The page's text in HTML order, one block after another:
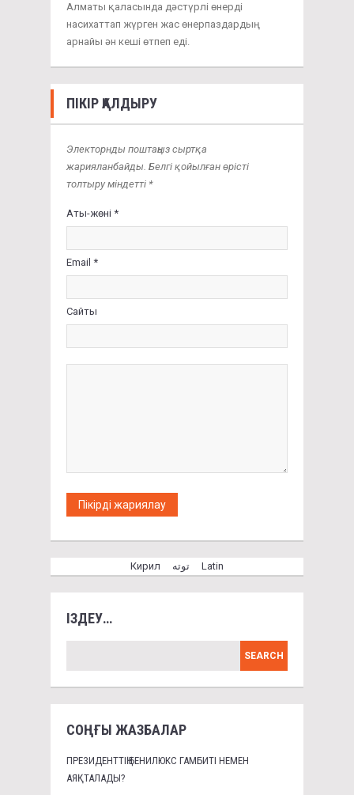
Алматы қаласында дәстүрлі өнерді
насихаттап жүрген жас өнерпаздардың
арнайы ән кеші өтпеп еді.
ПІКІР ҚАЛДЫРУ
Электорнды поштаңыз сыртқа
жарияланбайды. Белгі қойылған өрісті
толтыру міндетті *
Аты-жөні *
Email *
Сайты
Кирил توتە Latin
ІЗДЕУ…
СОҢҒЫ ЖАЗБАЛАР
ПРЕЗИДЕНТТІҢ БЕНИЛЮКС ГАМБИТІ НЕМЕН
АЯҚТАЛАДЫ?